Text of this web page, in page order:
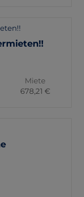
Miete
678,21 €